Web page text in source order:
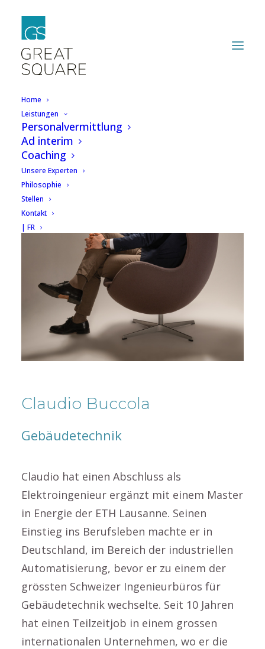
Home
Leistungen
Personalvermittlung
Ad interim
Coaching
Unsere Experten
Philosophie
Stellen
Kontakt
| FR
Claudio Buccola
Gebäudetechnik
Claudio hat einen Abschluss als
Elektroingenieur ergänzt mit einem Master
in Energie der ETH Lausanne. Seinen
Einstieg ins Berufsleben machte er in
Deutschland, im Bereich der industriellen
Automatisierung, bevor er zu einem der
grössten Schweizer Ingenieurbüros für
Gebäudetechnik wechselte. Seit 10 Jahren
hat einen Teilzeitjob in einem grossen
internationalen Unternehmen, wo er die